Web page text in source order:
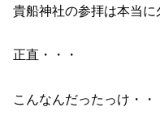
貴船神社の参拝は本当
正直・・・
こんなんだったっけ・・